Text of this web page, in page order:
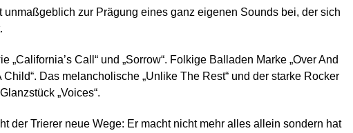
zur Prägung eines ganz eigenen Sounds bei, der sich
„California’s Call“ und „Sorrow“. Folkige Balladen Marke „Over And
Child“. Das melancholische „Unlike The Rest“ und der starke Rocker
„Voices“.
der Trierer neue Wege: Er macht nicht mehr alles allein sondern hat